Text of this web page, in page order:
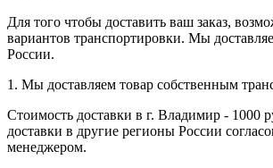
Для того чтобы доставить ваш заказ,
вариантов транспортировки. Мы
России.
1. Мы доставляем товар собственным
Стоимость доставки в г. Владимир - 1000
доставки в другие регионы России
менеджером.